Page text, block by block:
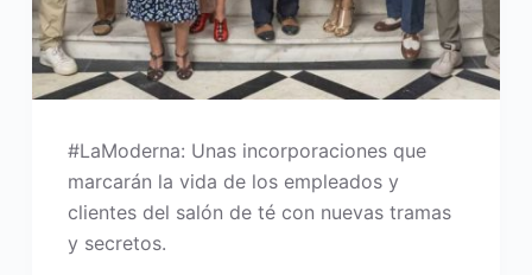
#LaModerna: Unas incorporaciones que
marcarán la vida de los empleados y
clientes del salón de té con nuevas tramas
y secretos.